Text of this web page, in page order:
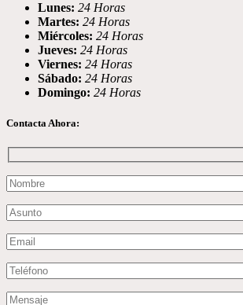
Lunes: 24 Horas
Martes: 24 Horas
Miércoles: 24 Horas
Jueves: 24 Horas
Viernes: 24 Horas
Sábado: 24 Horas
Domingo: 24 Horas
Contacta Ahora: